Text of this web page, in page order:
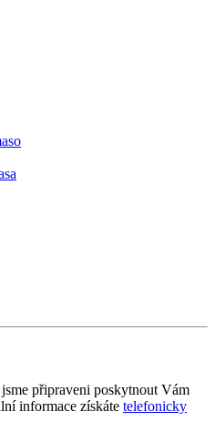
připraveni poskytnout Vám
informace získáte telefonicky